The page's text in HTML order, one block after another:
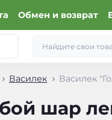
Обмен и возврат
Василек Василек
шар